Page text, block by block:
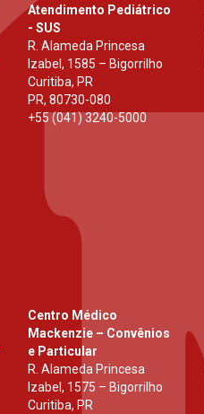
Atendimento Pediátrico
- SUS
R. Alameda Princesa
Izabel, 1585 – Bigorrilho
Curitiba, PR
PR, 80730-080
+55 (041) 3240-5000
Centro Médico
Mackenzie – Convênios
e Particular
R. Alameda Princesa
Izabel, 1575 – Bigorrilho
Curitiba, PR